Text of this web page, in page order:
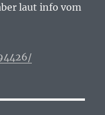
laut info vom